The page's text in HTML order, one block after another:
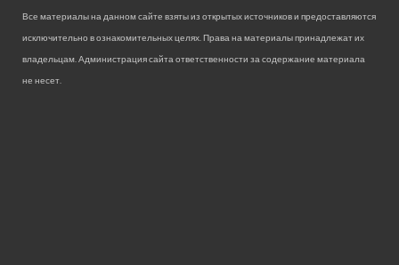
Все материалы на данном сайте взяты из открытых источников и предоставляются
исключительно в ознакомительных целях. Права на материалы принадлежат их
владельцам. Администрация сайта ответственности за содержание материала
не несет.